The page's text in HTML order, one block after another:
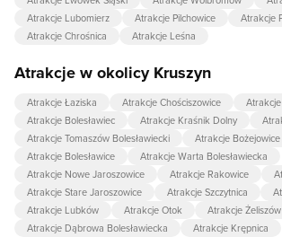
Atrakcje Lubomierz
Atrakcje Pilchowice
Atrakcje
Atrakcje Chrośnica
Atrakcje Leśna
Atrakcje w okolicy Kruszyn
Atrakcje Łaziska Atrakcje Chościszowice
Atrakcje Bolesławiec
Atrakcje Kraśnik Dolny
Atrakcje Tomaszów Bolesławiecki
Atrakcje Bożejowice
Atrakcje Bolesławice
Atrakcje Warta Bolesławiecka
Atrakcje Nowe Jaroszowice
Atrakcje Rakowice
Atrakcje Stare Jaroszowice
Atrakcje Szczytnica
Atrakcje Lubków
Atrakcje Otok Atrakcje Żeliszów
Atrakcje Dąbrowa Bolesławiecka
Atrakcje Krępnica